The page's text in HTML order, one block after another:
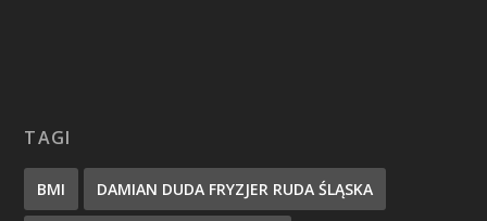
TAGI
BMI DAMIAN DUDA FRYZJER RUDA ŚLĄSKA